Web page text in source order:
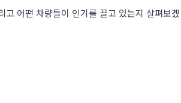
어떤 차량들이 인기를 끌고 있는지 살펴보겠